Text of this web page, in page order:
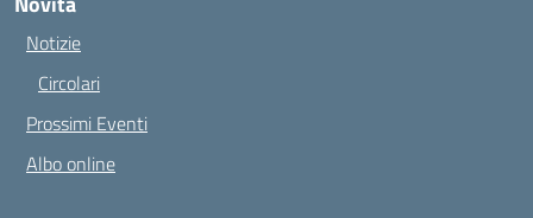
Notizie
Circolari
Prossimi Eventi
Albo online